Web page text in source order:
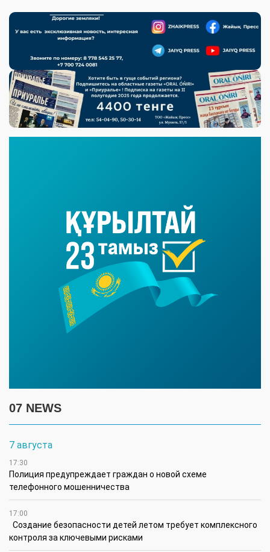
07 NEWS
7 августа
17:30
Полиция предупреждает граждан о новой схеме
телефонного мошенничества
17:00
Создание безопасности детей летом требует комплексного
контроля за ключевыми рисками